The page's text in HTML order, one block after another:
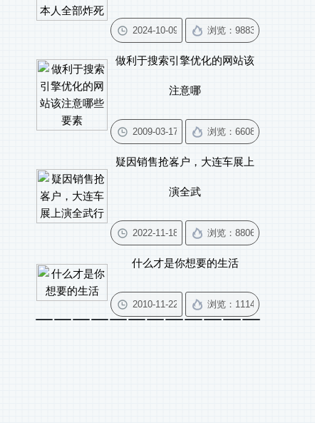
做利于搜索引擎优化的网站该
注意哪
疑因销售抢峉户，大连车展上
演全武
什么才是你想要的生活